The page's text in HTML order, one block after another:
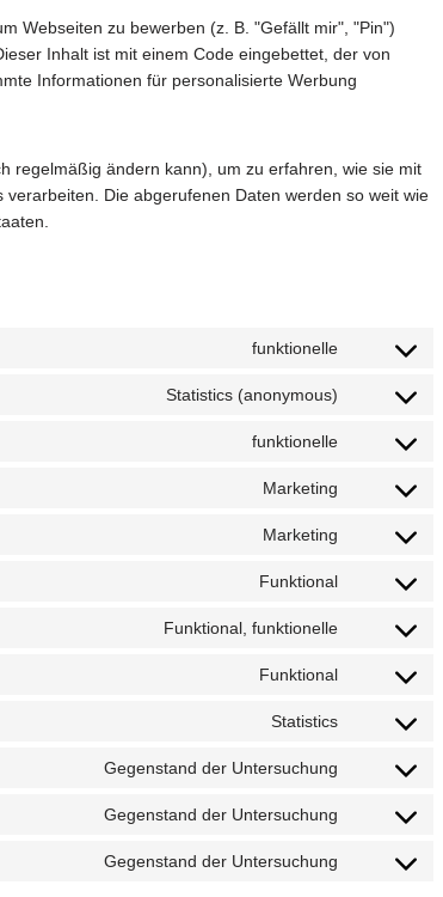
Webseiten zu bewerben (z. B. "Gefällt mir", "Pin")
Inhalt ist mit einem Code eingebettet, der von
Informationen für personalisierte Werbung
regelmäßig ändern kann), um zu erfahren, wie sie mit
Die abgerufenen Daten werden so weit wie
funktionelle
Statistics (anonymous)
funktionelle
Marketing
Marketing
Funktional
Funktional, funktionelle
Funktional
Statistics
Gegenstand der Untersuchung
Gegenstand der Untersuchung
Gegenstand der Untersuchung